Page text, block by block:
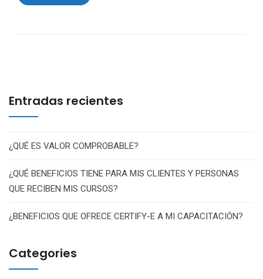
Entradas recientes
¿QUÉ ES VALOR COMPROBABLE?
¿QUÉ BENEFICIOS TIENE PARA MIS CLIENTES Y PERSONAS
QUE RECIBEN MIS CURSOS?
¿BENEFICIOS QUE OFRECE CERTIFY-E A MI CAPACITACIÓN?
Categories